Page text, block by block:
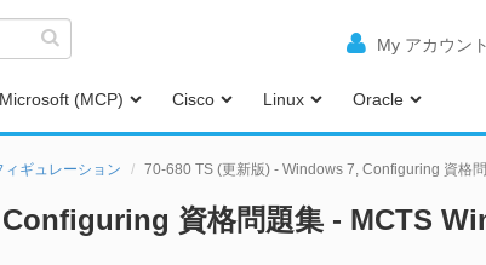
My アカウント
Microsoft (MCP) Cisco Linux Oracle
ギュレーション 70-680 TS (更新版) - Windows 7, Configuring 資格
資格問題集 - MCTS